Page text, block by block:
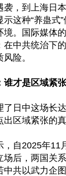
袭，到上海日
这种“养蛊式
境。国际媒体
在中共统治下
险。
谁才是区域紧
了日中这场长
区域紧张的真
，自2025年11
场后，两国关
中共以武力企